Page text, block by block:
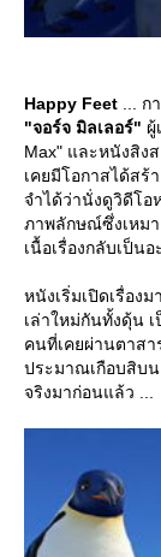
Happy Feet ... ก
"จอร์จ มิลเลอร์" ผู้
Max" และหนังสิง
เคยมีโอกาสได้สร้
จำได้ว่านั่งดูวิดีโอ
ภาพลักษณ์ซึ่งเหม
เนื้อเรื่องกลับเป็น
หนังเริ่มเปิดเรื่อง
เล่าใหม่กันทั้งดุ้น
คนที่เคยผ่านตาส
ประมาณเกือบสิบน
จริงมาก่อนแล้ว ...